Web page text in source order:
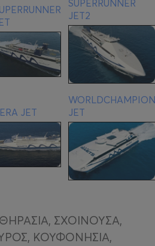
SUPERRUNNER
JET2
JET
WORLDCHAMPION
JET
ΣΧΟΙΝΟΥΣΑ,
ΚΟΥΦΟΝΗΣΙΑ,